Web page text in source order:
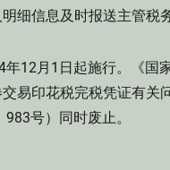
细信息及时报送主管税
12月1日起施行。《国
易印花税完税凭证有关
983号）同时废止。